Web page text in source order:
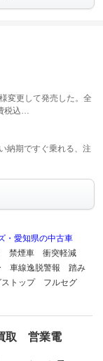
変更して発売した。全
税込…
納期ですぐ乗れる、注
・愛知県の中古車
禁煙車 衝突軽減
車線逸脱警報 踏み
ストップ フルセグ
取 営業電